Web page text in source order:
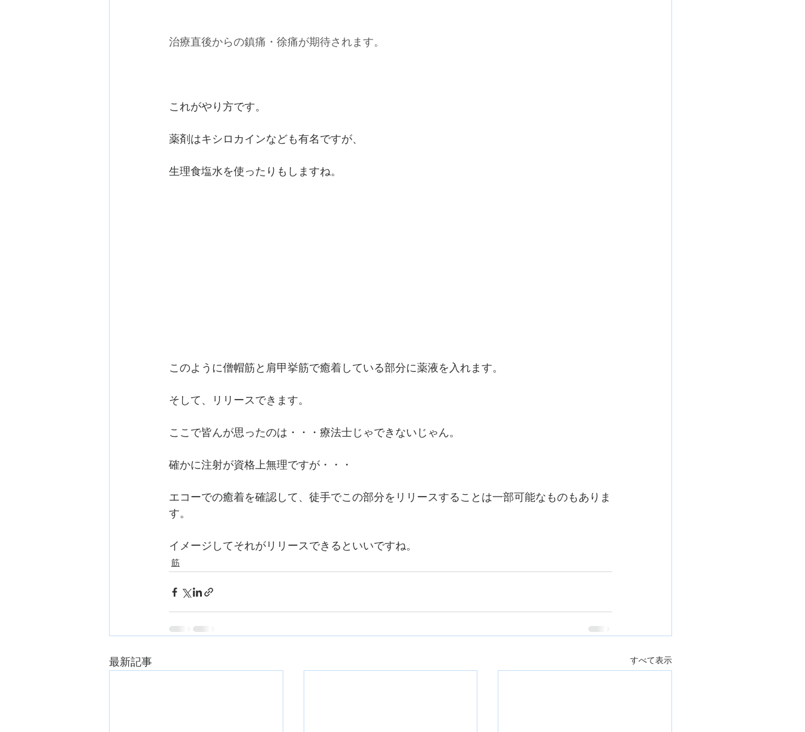
治療直後からの鎮痛・徐痛が期待されます。
これがやり方です。
薬剤はキシロカインなども有名ですが、
生理食塩水を使ったりもしますね。
このように僧帽筋と肩甲挙筋で癒着している部分に薬液を入れます。
そして、リリースできます。
ここで皆んが思ったのは・・・療法士じゃできないじゃん。
確かに注射が資格上無理ですが・・・
エコーでの癒着を確認して、徒手でこの部分をリリースすることは一部可能なものもありま
す。
イメージしてそれがリリースできるといいですね。
筋
最新記事 すべて表示